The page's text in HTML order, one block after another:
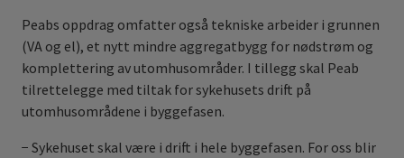
Peabs oppdrag omfatter også tekniske arbeider i grunnen
(VA og el), et nytt mindre aggregatbygg for nødstrøm og
komplettering av utomhusområder. I tillegg skal Peab
tilrettelegge med tiltak for sykehusets drift på
utomhusområdene i byggefasen.
− Sykehuset skal være i drift i hele byggefasen. For oss blir